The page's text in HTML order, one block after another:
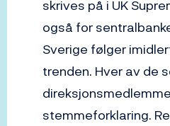
skrives på i UK
også for
Sverige følger
trenden. Hver av de
stemmeforklaring.